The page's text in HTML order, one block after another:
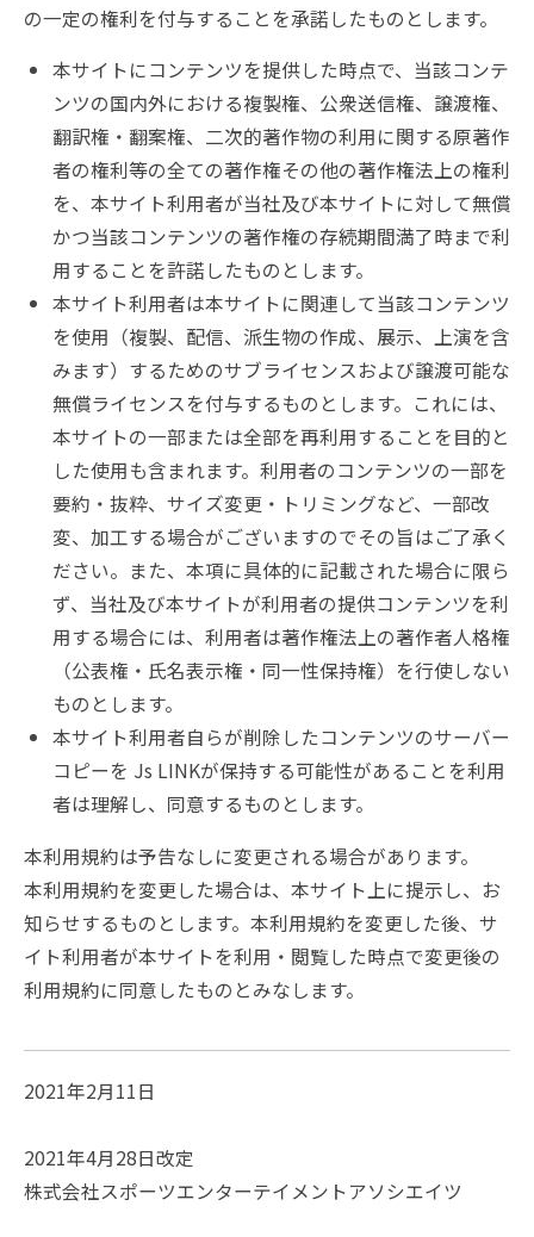
の一定の権利を付与することを承諾したものとします。
本サイトにコンテンツを提供した時点で、当該コンテ
ンツの国内外における複製権、公衆送信権、譲渡権、
翻訳権・翻案権、二次的著作物の利用に関する原著作
者の権利等の全ての著作権その他の著作権法上の権利
を、本サイト利用者が当社及び本サイトに対して無償
かつ当該コンテンツの著作権の存続期間満了時まで利
用することを許諾したものとします。
本サイト利用者は本サイトに関連して当該コンテンツ
を使用（複製、配信、派生物の作成、展示、上演を含
みます）するためのサブライセンスおよび譲渡可能な
無償ライセンスを付与するものとします。これには、
本サイトの一部または全部を再利用することを目的と
した使用も含まれます。利用者のコンテンツの一部を
要約・抜粋、サイズ変更・トリミングなど、一部改
変、加工する場合がございますのでその旨はご了承く
ださい。また、本項に具体的に記載された場合に限ら
ず、当社及び本サイトが利用者の提供コンテンツを利
用する場合には、利用者は著作権法上の著作者人格権
（公表権・氏名表示権・同一性保持権）を行使しない
ものとします。
本サイト利用者自らが削除したコンテンツのサーバー
コピーを Js LINKが保持する可能性があることを利用
者は理解し、同意するものとします。
本利用規約は予告なしに変更される場合があります。
本利用規約を変更した場合は、本サイト上に提示し、お
知らせするものとします。本利用規約を変更した後、サ
イト利用者が本サイトを利用・閲覧した時点で変更後の
利用規約に同意したものとみなします。
2021年2月11日
2021年4月28日改定
株式会社スポーツエンターテイメントアソシエイツ